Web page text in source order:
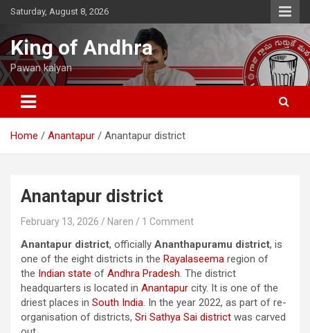
Skip
content
Saturday, August 8, 2026
King of Andhra
Pawan kalyan
Home Anantapur Anantapur district
Anantapur district
February 13, 2026 Naren 1 Comment
Anantapur district, officially Ananthapuramu district, is
one of the eight districts in the Rayalaseema region of
the Indian state of Andhra Pradesh. The district
headquarters is located in Anantapur city. It is one of the
driest places in South India. In the year 2022, as part of re-
organisation of districts, Sri Sathya Sai district was carved